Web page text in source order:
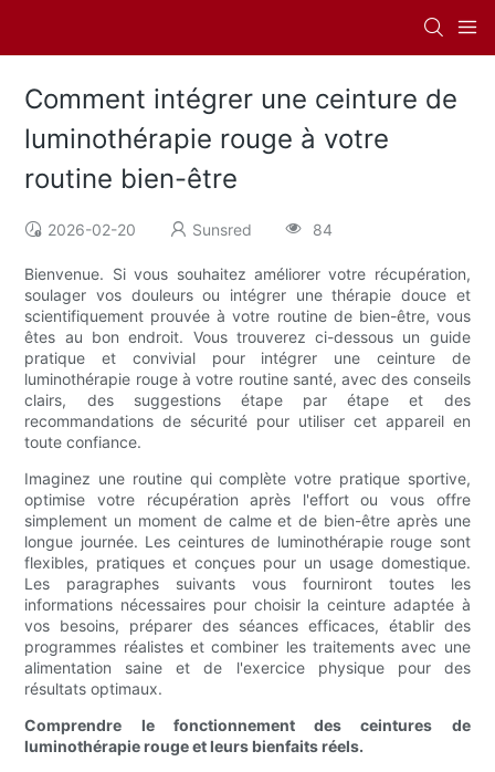
Comment intégrer une ceinture de
luminothérapie rouge à votre
routine bien-être
2026-02-20 Sunsred 84
Bienvenue. Si vous souhaitez améliorer votre récupération,
soulager vos douleurs ou intégrer une thérapie douce et
scientifiquement prouvée à votre routine de bien-être, vous
êtes au bon endroit. Vous trouverez ci-dessous un guide
pratique et convivial pour intégrer une ceinture de
luminothérapie rouge à votre routine santé, avec des conseils
clairs, des suggestions étape par étape et des
recommandations de sécurité pour utiliser cet appareil en
toute confiance.
Imaginez une routine qui complète votre pratique sportive,
optimise votre récupération après l'effort ou vous offre
simplement un moment de calme et de bien-être après une
longue journée. Les ceintures de luminothérapie rouge sont
flexibles, pratiques et conçues pour un usage domestique.
Les paragraphes suivants vous fourniront toutes les
informations nécessaires pour choisir la ceinture adaptée à
vos besoins, préparer des séances efficaces, établir des
programmes réalistes et combiner les traitements avec une
alimentation saine et de l'exercice physique pour des
résultats optimaux.
Comprendre le fonctionnement des ceintures de
luminothérapie rouge et leurs bienfaits réels.